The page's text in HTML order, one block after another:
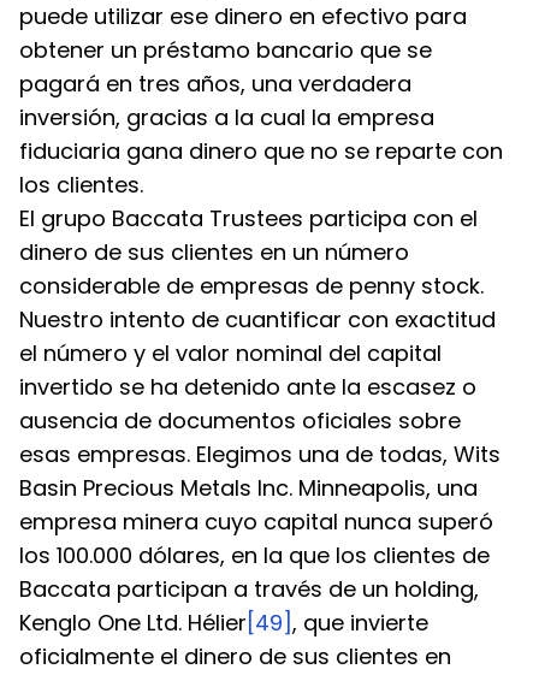
puede utilizar ese dinero en efectivo para
obtener un préstamo bancario que se
pagará en tres años, una verdadera
inversión, gracias a la cual la empresa
fiduciaria gana dinero que no se reparte con
los clientes.
El grupo Baccata Trustees participa con el
dinero de sus clientes en un número
considerable de empresas de penny stock.
Nuestro intento de cuantificar con exactitud
el número y el valor nominal del capital
invertido se ha detenido ante la escasez o
ausencia de documentos oficiales sobre
esas empresas. Elegimos una de todas, Wits
Basin Precious Metals Inc. Minneapolis, una
empresa minera cuyo capital nunca superó
los 100.000 dólares, en la que los clientes de
Baccata participan a través de un holding,
Kenglo One Ltd. Hélier [49], que invierte
oficialmente el dinero de sus clientes en